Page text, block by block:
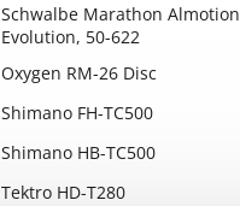
Schwalbe Marathon Almotion
Evolution, 50-622
Oxygen RM-26 Disc
Shimano FH-TC500
Shimano HB-TC500
Tektro HD-T280